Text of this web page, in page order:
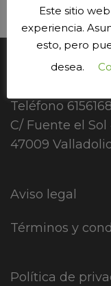
CONTÁCTANOS.
Teléfono
C/ Fuente el Sol
47009
Aviso legal
Términos y
Política de
Este sitio
experiencia.
esto, pero
desea.